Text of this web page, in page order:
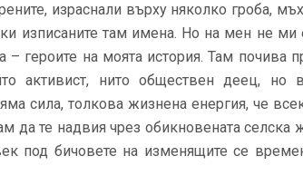
израснали върху няколко гроба,
изписаните там имена. Но на мен не ми
– героите на моята история. Там почива
активист, нито обществен деец,
сила, толкова жизнена енергия, че
да те надвия чрез обикновената селска
под бичовете на изменящите се